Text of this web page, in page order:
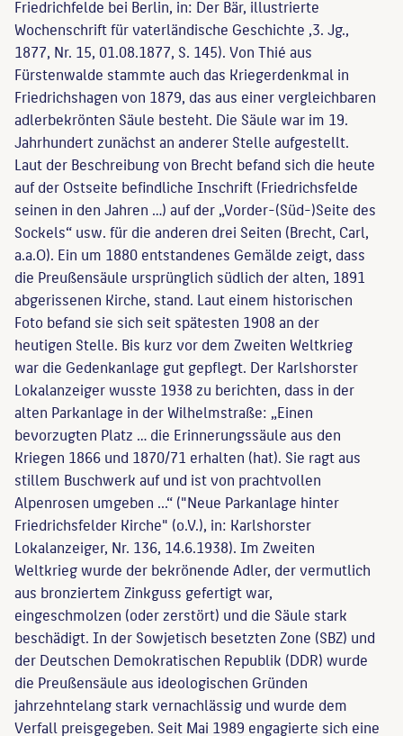
Friedrichfelde bei Berlin, in: Der Bär, illustrierte
Wochenschrift für vaterländische Geschichte ,3. Jg.,
1877, Nr. 15, 01.08.1877, S. 145). Von Thié aus
Fürstenwalde stammte auch das Kriegerdenkmal in
Friedrichshagen von 1879, das aus einer vergleichbaren
adlerbekrönten Säule besteht. Die Säule war im 19.
Jahrhundert zunächst an anderer Stelle aufgestellt.
Laut der Beschreibung von Brecht befand sich die heute
auf der Ostseite befindliche Inschrift (Friedrichsfelde
seinen in den Jahren …) auf der „Vorder-(Süd-)Seite des
Sockels“ usw. für die anderen drei Seiten (Brecht, Carl,
a.a.O). Ein um 1880 entstandenes Gemälde zeigt, dass
die Preußensäule ursprünglich südlich der alten, 1891
abgerissenen Kirche, stand. Laut einem historischen
Foto befand sie sich seit spätesten 1908 an der
heutigen Stelle. Bis kurz vor dem Zweiten Weltkrieg
war die Gedenkanlage gut gepflegt. Der Karlshorster
Lokalanzeiger wusste 1938 zu berichten, dass in der
alten Parkanlage in der Wilhelmstraße: „Einen
bevorzugten Platz … die Erinnerungssäule aus den
Kriegen 1866 und 1870/71 erhalten (hat). Sie ragt aus
stillem Buschwerk auf und ist von prachtvollen
Alpenrosen umgeben ...“ ("Neue Parkanlage hinter
Friedrichsfelder Kirche" (o.V.), in: Karlshorster
Lokalanzeiger, Nr. 136, 14.6.1938). Im Zweiten
Weltkrieg wurde der bekrönende Adler, der vermutlich
aus bronziertem Zinkguss gefertigt war,
eingeschmolzen (oder zerstört) und die Säule stark
beschädigt. In der Sowjetisch besetzten Zone (SBZ) und
der Deutschen Demokratischen Republik (DDR) wurde
die Preußensäule aus ideologischen Gründen
jahrzehntelang stark vernachlässig und wurde dem
Verfall preisgegeben. Seit Mai 1989 engagierte sich eine